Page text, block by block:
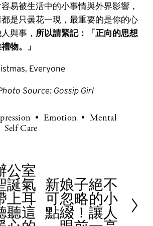
易被生活中的小事情與外界影響，
是只曇花一現，最重要的是你的心
與事， 所以請緊記：「正向的思想
物。」
Everyone
Source: Gossip Girl
Emotion
Mental
Self Care
公室
誕氣
上耳
聽這
N新娘子絕不
可忽略的小
點綴！讓人